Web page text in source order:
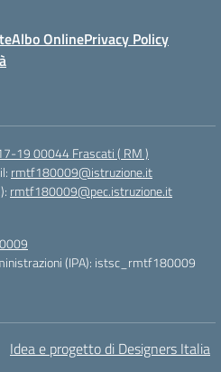
Albo OnlinePrivacy Policy
19 00044 Frascati ( RM )
rmtf180009@istruzione.it
rmtf180009@pec.istruzione.it
(IPA): istsc_rmtf180009
Idea e progetto di Designers Italia